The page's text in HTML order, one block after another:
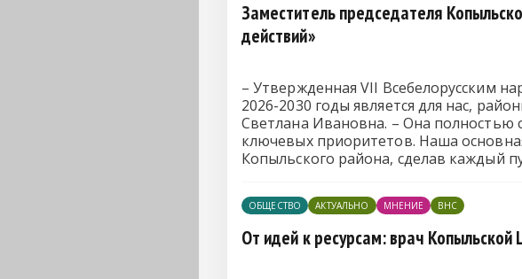
Заместитель председателя
действий»
– Утвержденная VII Всебелорусским
2026-2030 годы является для нас,
Светлана Ивановна. – Она полностью
ключевых приоритетов. Наша
Копыльского района, сделав каждый
ОБЩЕСТВО АКТУАЛЬНО МНЕНИЕ ВНС
От идей к ресурсам: врач